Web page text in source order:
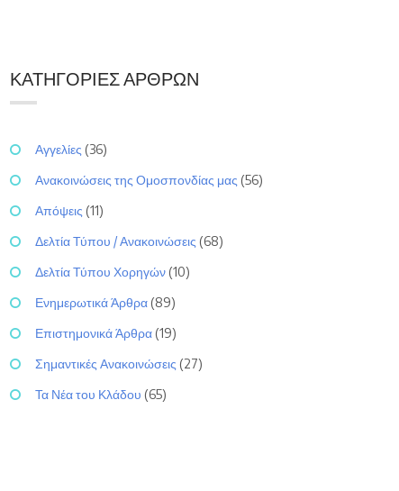
ΚΑΤΗΓΟΡΊΕΣ ΆΡΘΡΩΝ
Αγγελίες (36)
Ανακοινώσεις της Ομοσπονδίας μας (56)
Απόψεις (11)
Δελτία Τύπου / Ανακοινώσεις (68)
Δελτία Τύπου Χορηγών (10)
Ενημερωτικά Άρθρα (89)
Επιστημονικά Άρθρα (19)
Σημαντικές Ανακοινώσεις (27)
Τα Νέα του Κλάδου (65)